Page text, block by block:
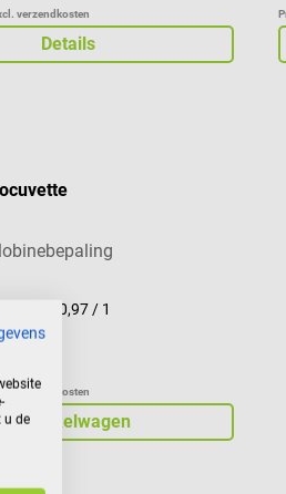
verzendkosten
Details
(€ 0,97 / 1
verzendkosten
In winkelwagen
u de